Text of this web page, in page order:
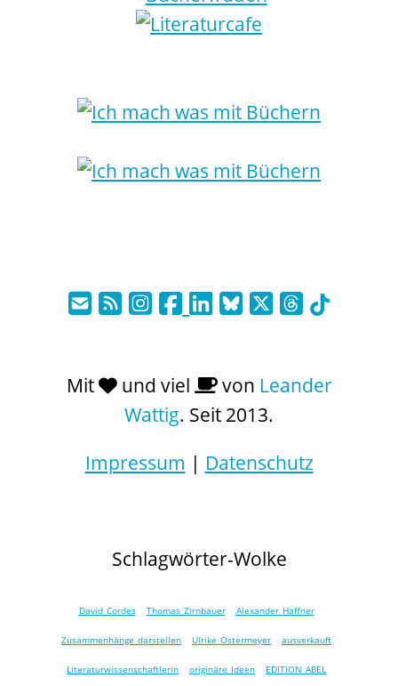
Mit und viel von Leander
Wattig. Seit 2013.
Impressum | Datenschutz
Schlagwörter-Wolke
David Cordes Thomas Zirnbauer Alexander Haffner
Zusammenhänge darstellen Ulrike Ostermeyer ausverkauft
Literaturwissenschaftlerin originäre Ideen EDITION ABEL